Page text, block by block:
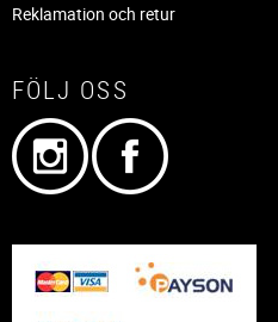
Reklamation och retur
FÖLJ OSS